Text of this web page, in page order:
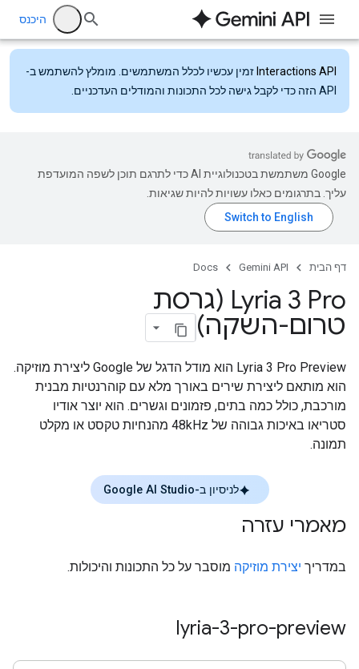
היכנס
Interactions API זמין עכשיו לכלל המשתמשים. מומלץ להשתמש ב-
API הזה כדי לקבל גישה לכל התכונות והמודלים העדכניים.
‫Google משתמשת בטכנולוגיית AI כדי לתרגם תוכן לשפה המועדפת
עליך. בתרגומים כאלו עשויות להיות שגיאות.
דף הבית Gemini API
Docs
‫Lyria 3 Pro (גרסת
טרום-השקה)
‫Lyria 3 Pro Preview הוא מודל הדגל של Google ליצירת מוזיקה.
הוא מותאם ליצירת שירים באורך מלא עם קוהרנטיות מבנית
מורכבת, כולל כמה בתים, פזמונים וגשרים. הוא יוצר אודיו
סטריאו באיכות גבוהה של 48kHz מהנחיות טקסט או מקלט
תמונה.
לניסיון ב-Google AI Studio
מאמרי עזרה
במדריך יצירת מוזיקה מוסבר על כל התכונות והיכולות.
lyria-3-pro-preview